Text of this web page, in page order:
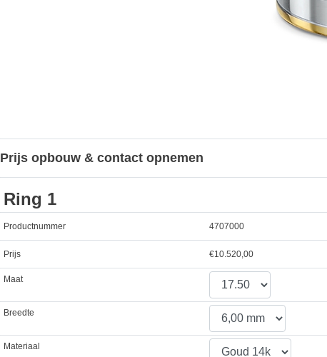
Prijs opbouw & contact opnemen
Ring 1
Productnummer 4707000
Prijs €10.520,00
Maat
Breedte
Materiaal